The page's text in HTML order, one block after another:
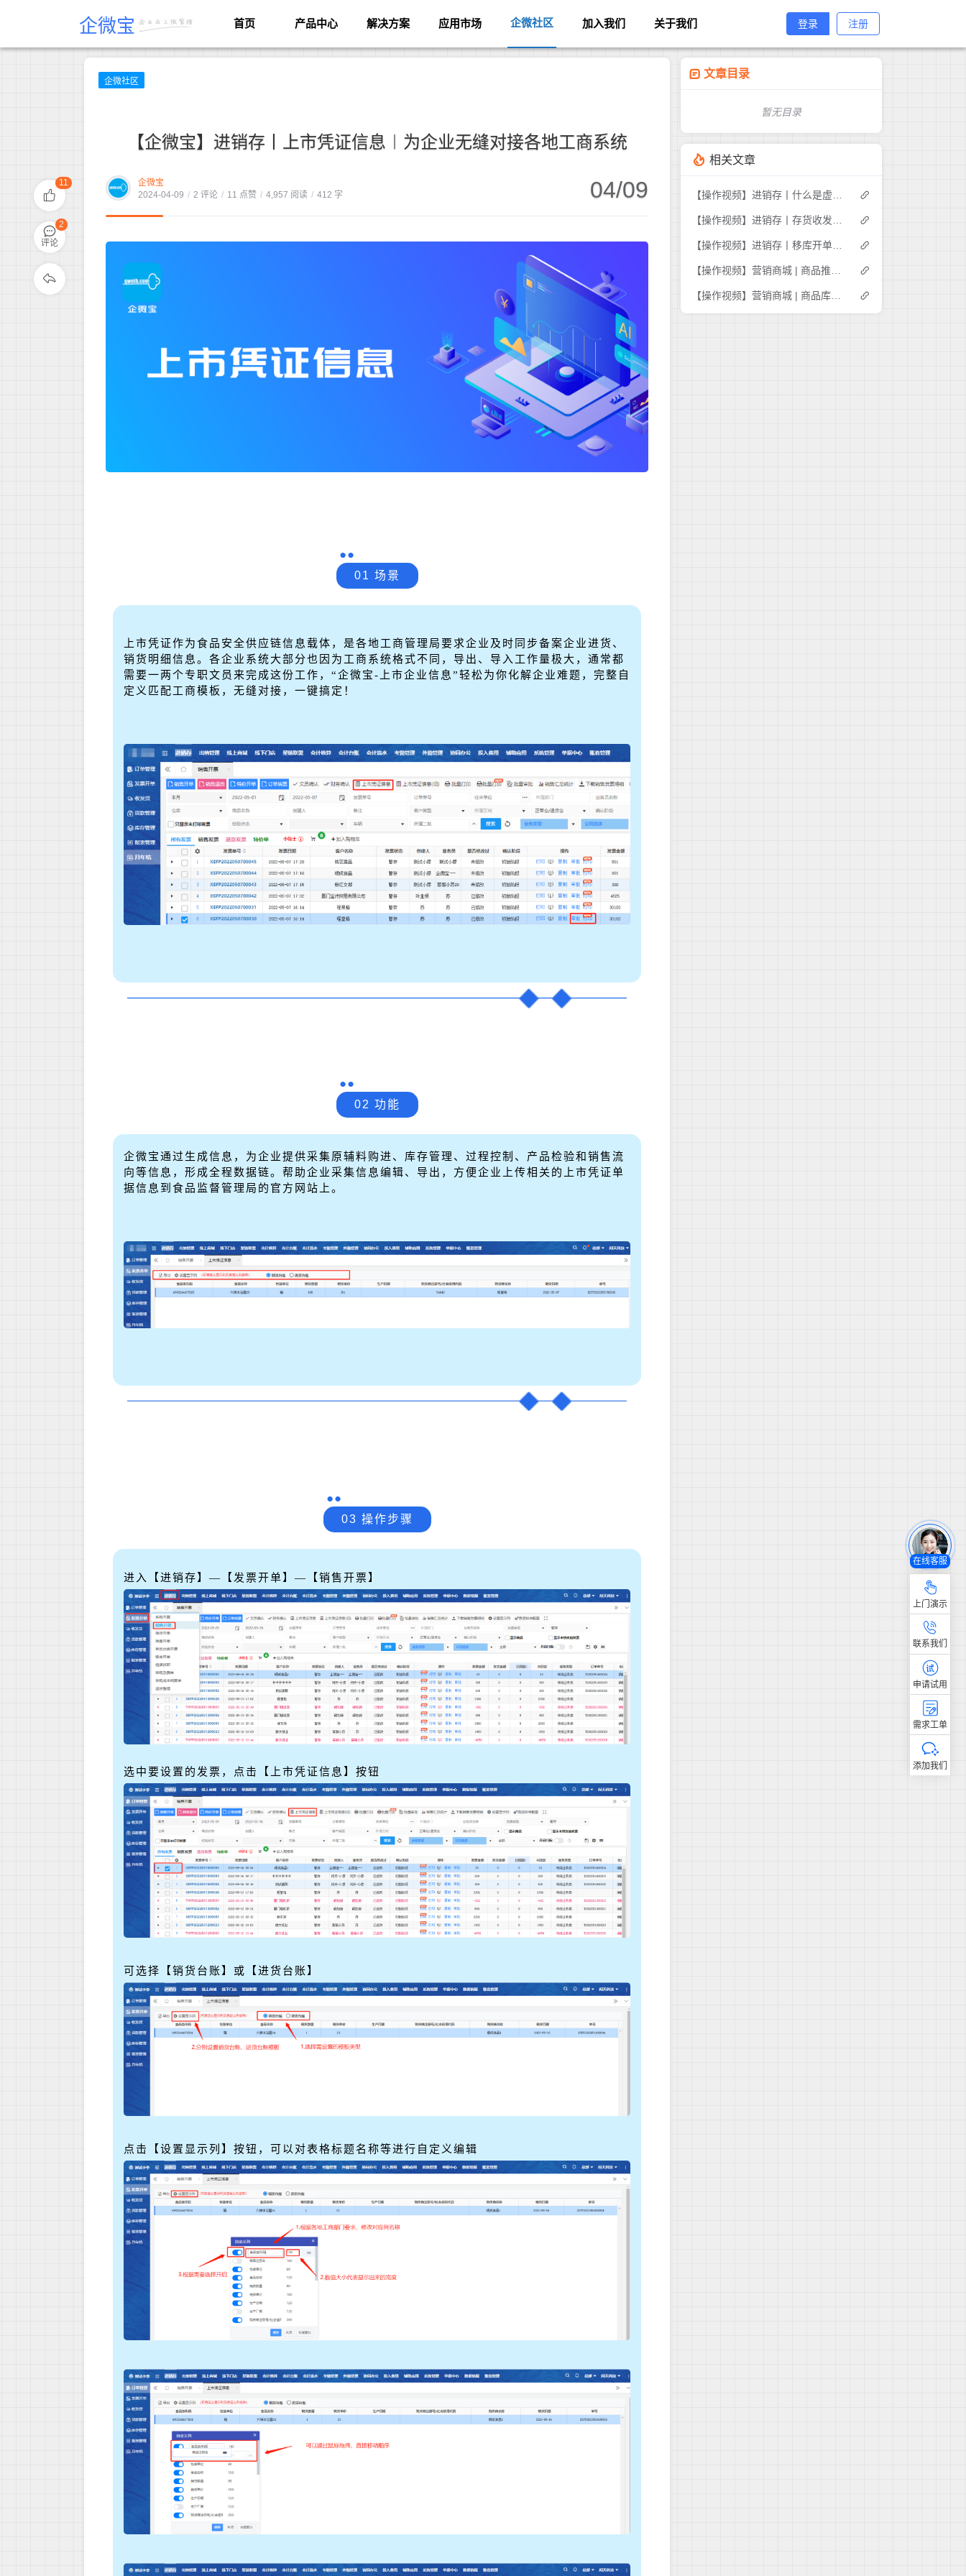
企微宝 首页 产品中心 解决方案 应用市场 企微社区 加入我们 关于我们 登录 注册
企微社区
【企微宝】进销存丨上市凭证信息︱为企业无缝对接各地工商系统
企微宝
2024-04-09 / 2 评论 / 11 点赞 / 4,957 阅读 / 412 字 04/09
01 场景
上市凭证作为食品安全供应链信息载体， 是各地工商管理局要求企业及时同步备案企业进货、
销货明细信息。各企业系统大部分也因为工商系统格式不同，导出、导入工作量极大，通常都
需要一两个专职文员来完成这份工作，“企微宝-上市企业信息”轻松为你化解企业难题，完整自
定义匹配工商模板，无缝对接，一键搞定！
02 功能
企微宝通过生成信息，为企业提供采集原辅料购进、库存管理、过程控制、产品检验和销售流
向等信息，形成全程数据链。帮助企业采集信息编辑、导出，方便企业上传相关的上市凭证单
据信息到食品监督管理局的官方网站上。
03 操作步骤
进入 【进销存】—【发票开单】—【销售开票】
选中要设置的发票，点击【上市凭证信息】按钮
可选择【销货台账】或【进货台账】
点击【设置显示列】按钮，可以对表格标题名称等进行自定义编辑
11
2
评论
文章目录
暂无目录
相关文章
在线客服
上门演示
联系我们
申请试用
需求工单
添加我们